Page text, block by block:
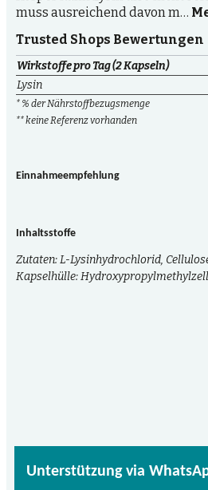
muss ausreichend davon m…
Trusted Shops Bewertungen
Wirkstoffe pro Tag (2 Kapseln)
Lysin
* % der Nährstoffbezugsmenge
** keine Referenz vorhanden
Einnahmeempfehlung
Inhaltsstoffe
Zutaten: L-Lysinhydrochlorid,
Kapselhülle:
Unterstützung via